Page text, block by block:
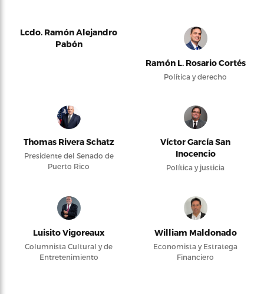
Lcdo. Ramón Alejandro
Pabón
Ramón L. Rosario Cortés
Política y derecho
Thomas Rivera Schatz
Presidente del Senado de
Puerto Rico
Víctor García San
Inocencio
Política y justicia
Luisito Vigoreaux
Columnista Cultural y de
Entretenimiento
William Maldonado
Economista y Estratega
Financiero